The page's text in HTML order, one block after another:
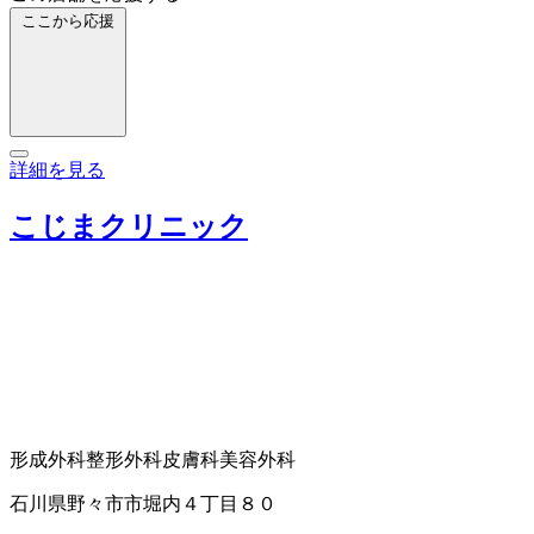
ここから応援
詳細を見る
こじまクリニック
形成外科整形外科皮膚科美容外科
石川県野々市市堀内４丁目８０